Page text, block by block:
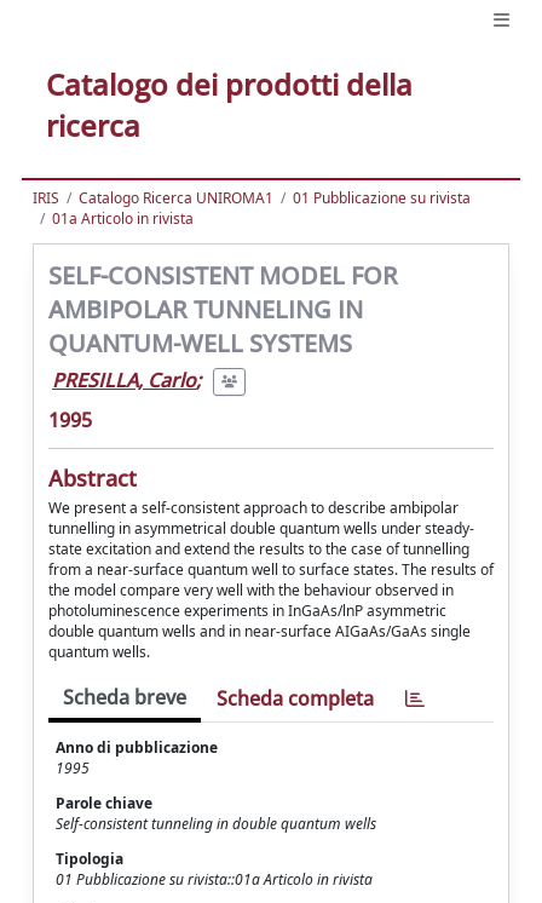
Catalogo dei prodotti della
ricerca
IRIS Catalogo Ricerca UNIROMA1
01 Pubblicazione su rivista
01a Articolo in rivista
SELF-CONSISTENT MODEL FOR
AMBIPOLAR TUNNELING IN
QUANTUM-WELL SYSTEMS
PRESILLA, Carlo;
1995
Abstract
We present a self-consistent approach to describe ambipolar
tunnelling in asymmetrical double quantum wells under steady-
state excitation and extend the results to the case of tunnelling
from a near-surface quantum well to surface states. The results of
the model compare very well with the behaviour observed in
photoluminescence experiments in InGaAs/lnP asymmetric
double quantum wells and in near-surface AIGaAs/GaAs single
quantum wells.
Scheda breve Scheda completa
Anno di pubblicazione
1995
Parole chiave
Self-consistent tunneling in double quantum wells
Tipologia
01 Pubblicazione su rivista::01a Articolo in rivista